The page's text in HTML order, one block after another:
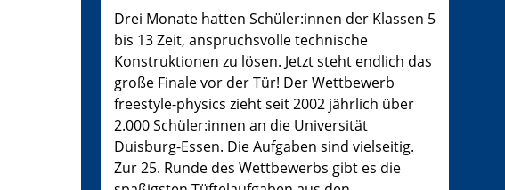
Drei Monate hatten Schüler:innen der Klassen 5
bis 13 Zeit, anspruchsvolle technische
Konstruktionen zu lösen. Jetzt steht endlich das
große Finale vor der Tür! Der Wettbewerb
freestyle-physics zieht seit 2002 jährlich über
2.000 Schüler:innen an die Universität
Duisburg-Essen. Die Aufgaben sind vielseitig.
Zur 25. Runde des Wettbewerbs gibt es die